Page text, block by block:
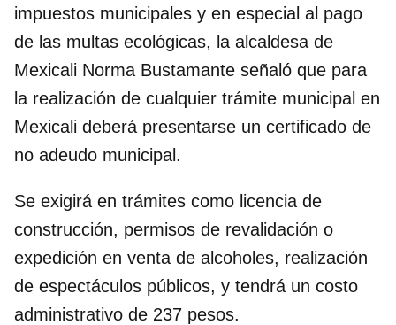
impuestos municipales y en especial al pago
de las multas ecológicas, la alcaldesa de
Mexicali Norma Bustamante señaló que para
la realización de cualquier trámite municipal en
Mexicali deberá presentarse un certificado de
no adeudo municipal.
Se exigirá en trámites como licencia de
construcción, permisos de revalidación o
expedición en venta de alcoholes, realización
de espectáculos públicos, y tendrá un costo
administrativo de 237 pesos.